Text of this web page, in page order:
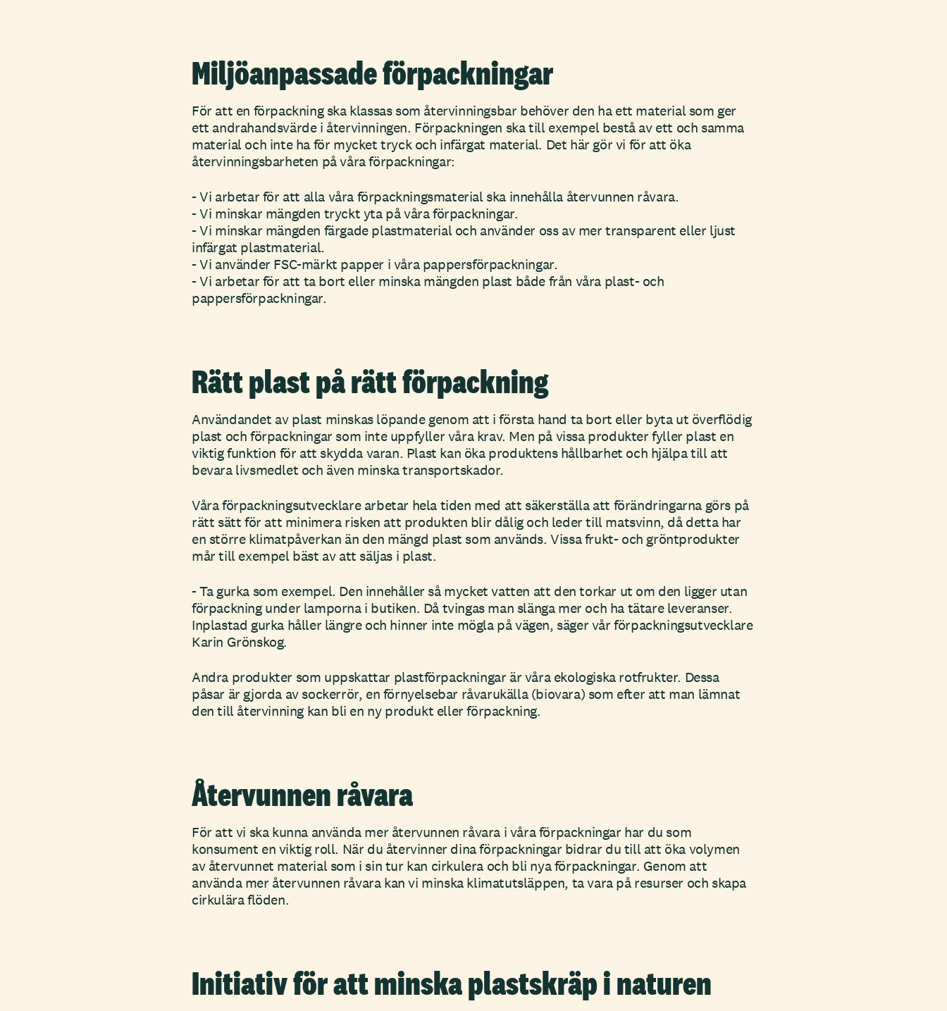
Miljöanpassade förpackningar
För att en förpackning ska klassas som återvinningsbar behöver den ha ett material som ger
ett andrahandsvärde i återvinningen. Förpackningen ska till exempel bestå av ett och samma
material och inte ha för mycket tryck och infärgat material. Det här gör vi för att öka
återvinningsbarheten på våra förpackningar:
- Vi arbetar för att alla våra förpackningsmaterial ska innehålla återvunnen råvara.
- Vi minskar mängden tryckt yta på våra förpackningar.
- Vi minskar mängden färgade plastmaterial och använder oss av mer transparent eller ljust
infärgat plastmaterial.
- Vi använder FSC-märkt papper i våra pappersförpackningar.
- Vi arbetar för att ta bort eller minska mängden plast både från våra plast- och
pappersförpackningar.
Rätt plast på rätt förpackning
Användandet av plast minskas löpande genom att i första hand ta bort eller byta ut överflödig
plast och förpackningar som inte uppfyller våra krav. Men på vissa produkter fyller plast en
viktig funktion för att skydda varan. Plast kan öka produktens hållbarhet och hjälpa till att
bevara livsmedlet och även minska transportskador.
Våra förpackningsutvecklare arbetar hela tiden med att säkerställa att förändringarna görs på
rätt sätt för att minimera risken att produkten blir dålig och leder till matsvinn, då detta har
en större klimatpåverkan än den mängd plast som används. Vissa frukt- och gröntprodukter
mår till exempel bäst av att säljas i plast.
- Ta gurka som exempel. Den innehåller så mycket vatten att den torkar ut om den ligger utan
förpackning under lamporna i butiken. Då tvingas man slänga mer och ha tätare leveranser.
Inplastad gurka håller längre och hinner inte mögla på vägen, säger vår förpackningsutvecklare
Karin Grönskog.
Andra produkter som uppskattar plastförpackningar är våra ekologiska rotfrukter. Dessa
påsar är gjorda av sockerrör, en förnyelsebar råvarukälla (biovara) som efter att man lämnat
den till återvinning kan bli en ny produkt eller förpackning.
Återvunnen råvara
För att vi ska kunna använda mer återvunnen råvara i våra förpackningar har du som
konsument en viktig roll. När du återvinner dina förpackningar bidrar du till att öka volymen
av återvunnet material som i sin tur kan cirkulera och bli nya förpackningar. Genom att
använda mer återvunnen råvara kan vi minska klimatutsläppen, ta vara på resurser och skapa
cirkulära flöden.
Initiativ för att minska plastskräp i naturen